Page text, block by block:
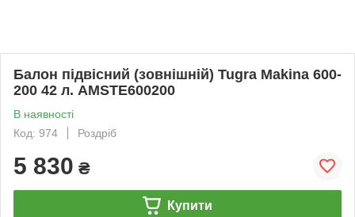
Балон підвісний (зовнішній) Tugra Makina 600-
200 42 л. AMSTE600200
В наявності
Код: 974
Роздріб
5 830 ₴
Купити